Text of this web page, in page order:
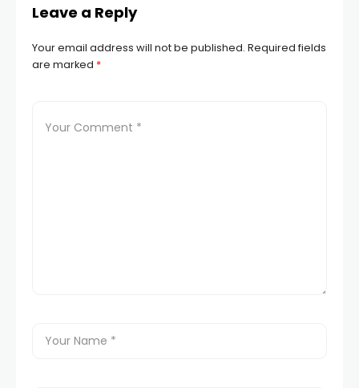
Leave a Reply
Your email address will not be published. Required fields
are marked *